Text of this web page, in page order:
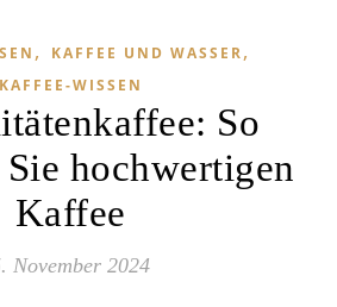
, KAFFEE UND WASSER,
KAFFEE-WISSEN
So
hochwertigen
Kaffee
November 2024